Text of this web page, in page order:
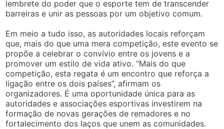
lembrete do poder que o esporte tem de transcender
barreiras e unir as pessoas por um objetivo comum.
Em meio a tudo isso, as autoridades locais reforçam
que, mais do que uma mera competição, este evento se
propõe a celebrar o convívio entre os jovens e a
promover um estilo de vida ativo. “Mais do que
competição, esta regata é um encontro que reforça a
ligação entre os dois países”, afirmam os
organizadores. É uma oportunidade única para as
autoridades e associações esportivas investirem na
formação de novas gerações de remadores e no
fortalecimento dos laços que unem as comunidades.